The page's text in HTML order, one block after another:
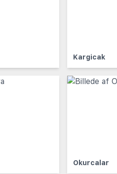
Kargicak
Okurcalar